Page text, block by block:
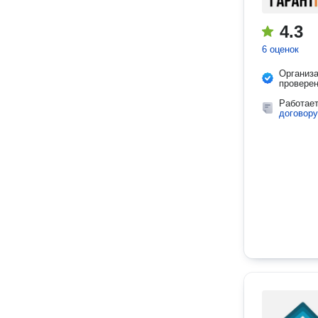
4.3
6 оценок
договору